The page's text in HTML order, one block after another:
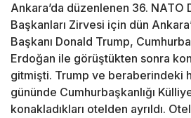
Ankara’da düzenlenen 36. NATO
Başkanları Zirvesi için dün
Başkanı Donald Trump,
Erdoğan ile görüştükten sonra
gitmişti. Trump ve beraberindeki
gününde Cumhurbaşkanlığı
konakladıkları otelden ayrıldı.